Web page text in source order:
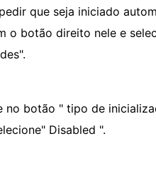
que seja iniciado
o botão direito nele e
no botão " tipo de
Disabled ".